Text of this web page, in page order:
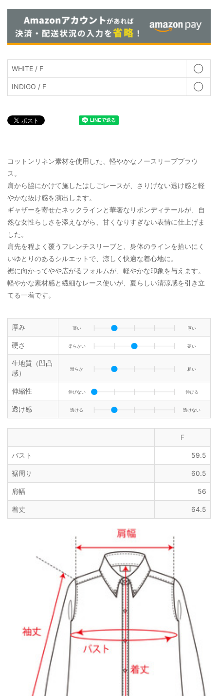
WHITE / F ◯
INDIGO / F ◯
コットンリネン素材を使用した、軽やかなノースリーブブラウ
ス。
肩から脇にかけて施したはしごレースが、さりげない透け感と軽
やかな抜け感を演出します。
ギャザーを寄せたネックラインと華奢なリボンディテールが、自
然な女性らしさを添えながら、甘くなりすぎない表情に仕上げま
した。
肩先を程よく覆うフレンチスリーブと、身体のラインを拾いにく
いゆとりのあるシルエットで、涼しく快適な着心地に。
裾に向かってやや広がるフォルムが、軽やかな印象を与えます。
軽やかな素材感と繊細なレース使いが、夏らしい清涼感を引き立
てる一着です。
厚み 薄い 厚い
硬さ 柔らかい 硬い
生地質（凹凸
感）
滑らか 粗い
伸縮性 伸びない 伸びる
透け感 透ける 透けない
F
バスト 59.5
裾周り 60.5
肩幅 56
着丈 64.5